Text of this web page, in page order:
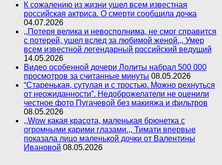
К сожалению из жизни ушел всем известная
российская актриса. О смерти сообщила дочка
04.07.2026
,,Потеря велика и невосполнима, не смог справится
с потерей, ушел вслед за любимой женой.,, Умер
всем известной легендарный российский ведущий
14.05.2026
Видео особенной дочери Лолиты набрал 500 000
просмотров за считанные минуты 08.05.2026
“Старенькая, сутулая и с тростью. Можно рехнуться
от неожиданности”. Недоброжелатели не оценили
честное фото Пугачевой без макияжа и фильтров
08.05.2026
,,Wow какая красота, маленькая брюнетка с
огромными карими глазами.,, Тимати впервые
показала лицо маленькой дочки от Валентины
Ивановой 08.05.2026